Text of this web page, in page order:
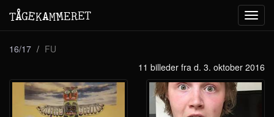
TÅGEKAMMERET
16/17
FU
11 billeder fra d. 3. oktober 2016